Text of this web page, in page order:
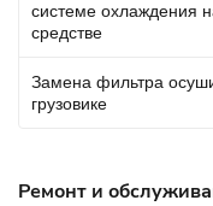
системе охлаждения
средстве
Замена фильтра
грузовике
Ремонт и